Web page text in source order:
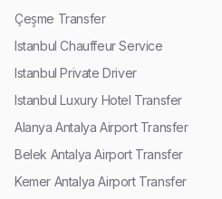
Çeşme Transfer
Istanbul Chauffeur Service
Istanbul Private Driver
Istanbul Luxury Hotel Transfer
Alanya Antalya Airport Transfer
Belek Antalya Airport Transfer
Kemer Antalya Airport Transfer